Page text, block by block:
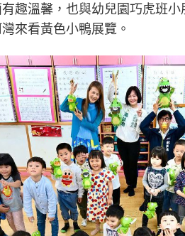
有趣溫馨，也與幼兒園巧虎班
來看黃色小鴨展覽。